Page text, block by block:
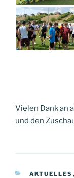
Vielen Dank an
und den
KATEGORIEN
AKTUELLES ,